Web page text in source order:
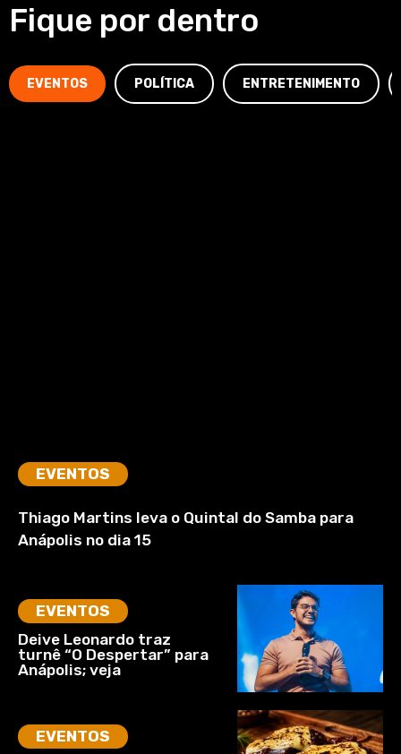
Fique por dentro
EVENTOS POLÍTICA ENTRETENIMENTO
EVENTOS
Thiago Martins leva o Quintal do Samba para
Anápolis no dia 15
EVENTOS
Deive Leonardo traz
turnê “O Despertar” para
Anápolis; veja
EVENTOS